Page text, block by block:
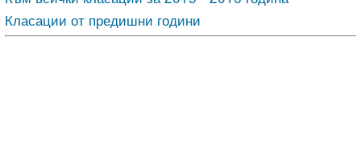
Класации от предишни години